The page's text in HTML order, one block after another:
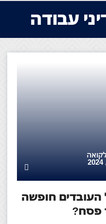
עבודה
העובדים חופשה
פסח?